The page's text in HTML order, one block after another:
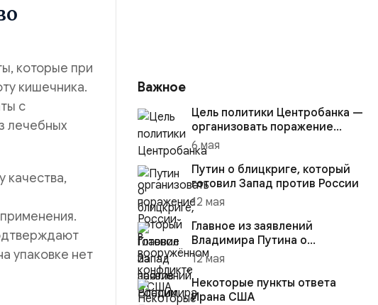
которые при
кишечника.
с
лечебных
качества,
упаковке нет
Важное
Цель политики Центробанка —
организовать поражение
России в вооружённом
конфликте с США
6 мая
Путин о блицкриге, который
готовил Запад против России
12 мая
Главное из заявлений
Владимира Путина о
конфликте на Украине
12 мая
Некоторые пункты ответа
Ирана США